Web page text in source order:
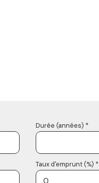
Durée (années) *
Taux d'emprunt (%) *